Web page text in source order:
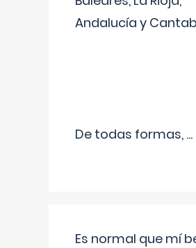
Andalucía y
De todas formas, ...
Es normal que mí